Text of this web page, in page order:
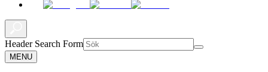
Header Search Form
MENU